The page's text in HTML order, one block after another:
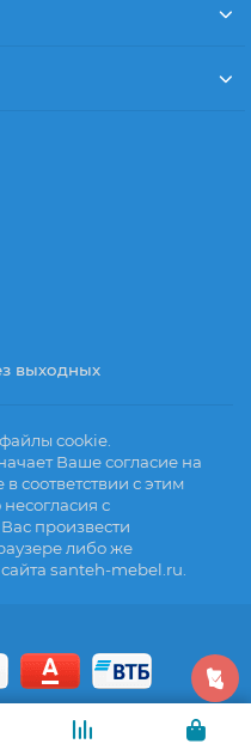
выходных
cookie.
Ваше согласие на
соответствии с этим
с
произвести
либо же
santeh-mebel.ru.